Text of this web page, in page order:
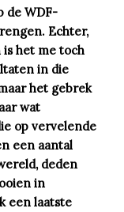
de WDF-
Echter,
het me toch
in die
het gebrek
wat
op vervelende
een aantal
deden
in
een laatste